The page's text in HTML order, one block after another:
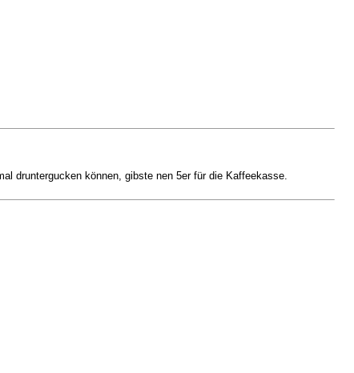
druntergucken können, gibste nen 5er für die Kaffeekasse.